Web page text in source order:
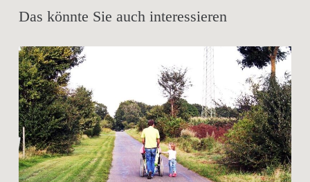
Das könnte Sie auch interessieren